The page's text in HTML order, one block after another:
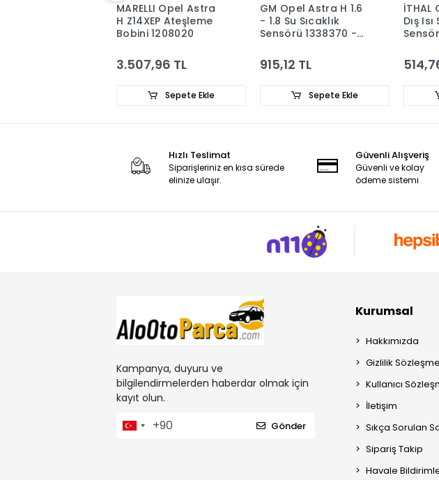
MARELLI Opel Astra
H Z14XEP Ateşleme
Bobini 1208020
3.507,96 TL
Sepete Ekle
GM Opel Astra H 1.6
- 1.8 Su Sıcaklık
Sensörü 1338370 -
915,12 TL
Sepete Ekle
İTHAL
Dış Isı
Hızlı Teslimat
Siparişleriniz en kısa sürede
elinize ulaşır.
Güvenli Alışveriş
Güvenli ve kolay
ödeme sistemi
Kampanya, duyuru ve
bilgilendirmelerden haberdar olmak için
kayıt olun.
Gönder
Kurumsal
Hakkımızda
Gizlilik
Kullanıcı
İletişim
Sıkça Sorulan
Sipariş Takip
Havale